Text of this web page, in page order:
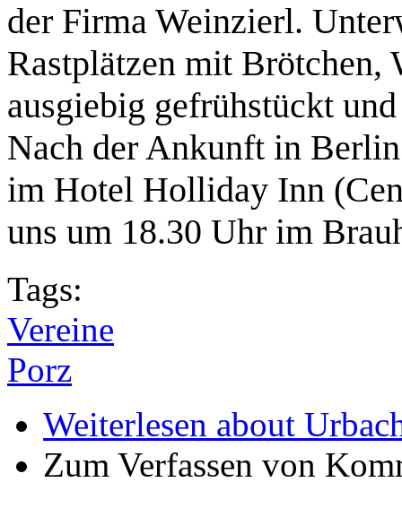
der Firma Weinzierl.
Rastplätzen mit Brötchen,
ausgiebig gefrühstückt
Nach der Ankunft in
im Hotel Holliday Inn
uns um 18.30 Uhr im
Tags:
Vereine
Porz
Weiterlesen about
Zum Verfassen von